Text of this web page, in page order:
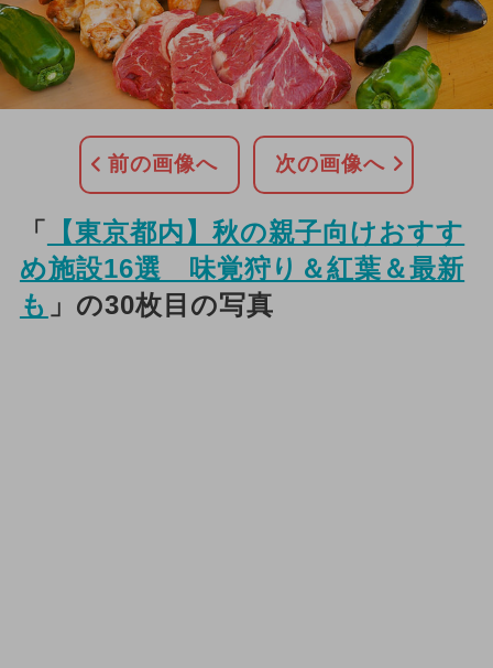
前の画像へ 次の画像へ
「
【東京都内】秋の親子向けおすす
め施設16選 味覚狩り＆紅葉＆最新
も 」の30枚目の写真